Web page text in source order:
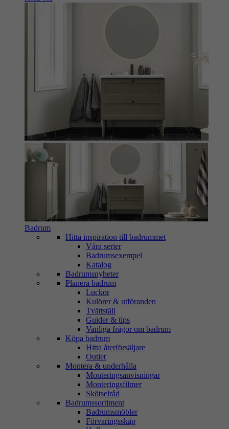
Badrum
Hitta inspiration till badrummet
Våra serier
Badrumsexempel
Katalog
Badrumsnyheter
Planera badrum
Luckor
Kulörer & utföranden
Tvättställ
Guider & tips
Vanliga frågor om badrum
Köpa badrum
Hitta återförsäljare
Outlet
Montera & underhålla
Monteringsanvisningar
Monteringsfilmer
Skötselråd
Badrumssortiment
Badrumsmöbler
Förvaringsskåp